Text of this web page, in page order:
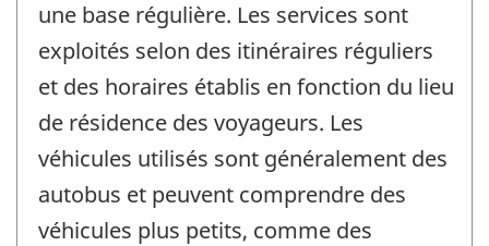
une base régulière. Les services sont
exploités selon des itinéraires réguliers
et des horaires établis en fonction du lieu
de résidence des voyageurs. Les
véhicules utilisés sont généralement des
autobus et peuvent comprendre des
véhicules plus petits, comme des